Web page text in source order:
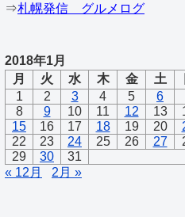
⇒札幌発信 グルメログ
2018年1月
月
火 水 木 金 土
1
2 3 4 5 6
8
9 10 11 12 13
15
16 17 18 19 20
22
23 24 25 26 27
29
30
31
« 12月
2月 »